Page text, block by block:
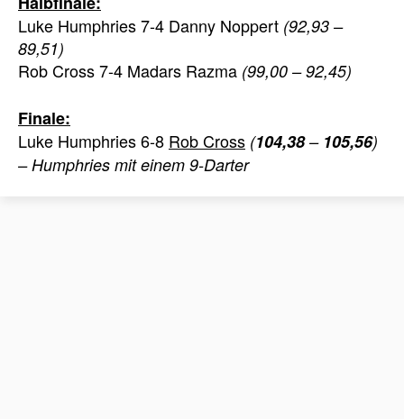
Luke Humphries 7-4 Danny Noppert (92,93 –
89,51)
Rob Cross 7-4 Madars Razma (99,00 – 92,45)
Finale:
Luke Humphries 6-8 Rob Cross (104,38– 105,56)
– Humphries mit einem 9-Darter